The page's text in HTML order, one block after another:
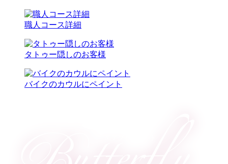
職人コース詳細
タトゥー隠しのお客様
バイクのカウルにペイント